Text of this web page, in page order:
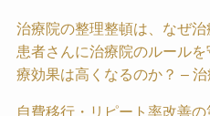
治療院の整理整頓は、なぜ
患者さんに治療院のルール
療効果は高くなるのか？ –
自費移行・リピート率改善